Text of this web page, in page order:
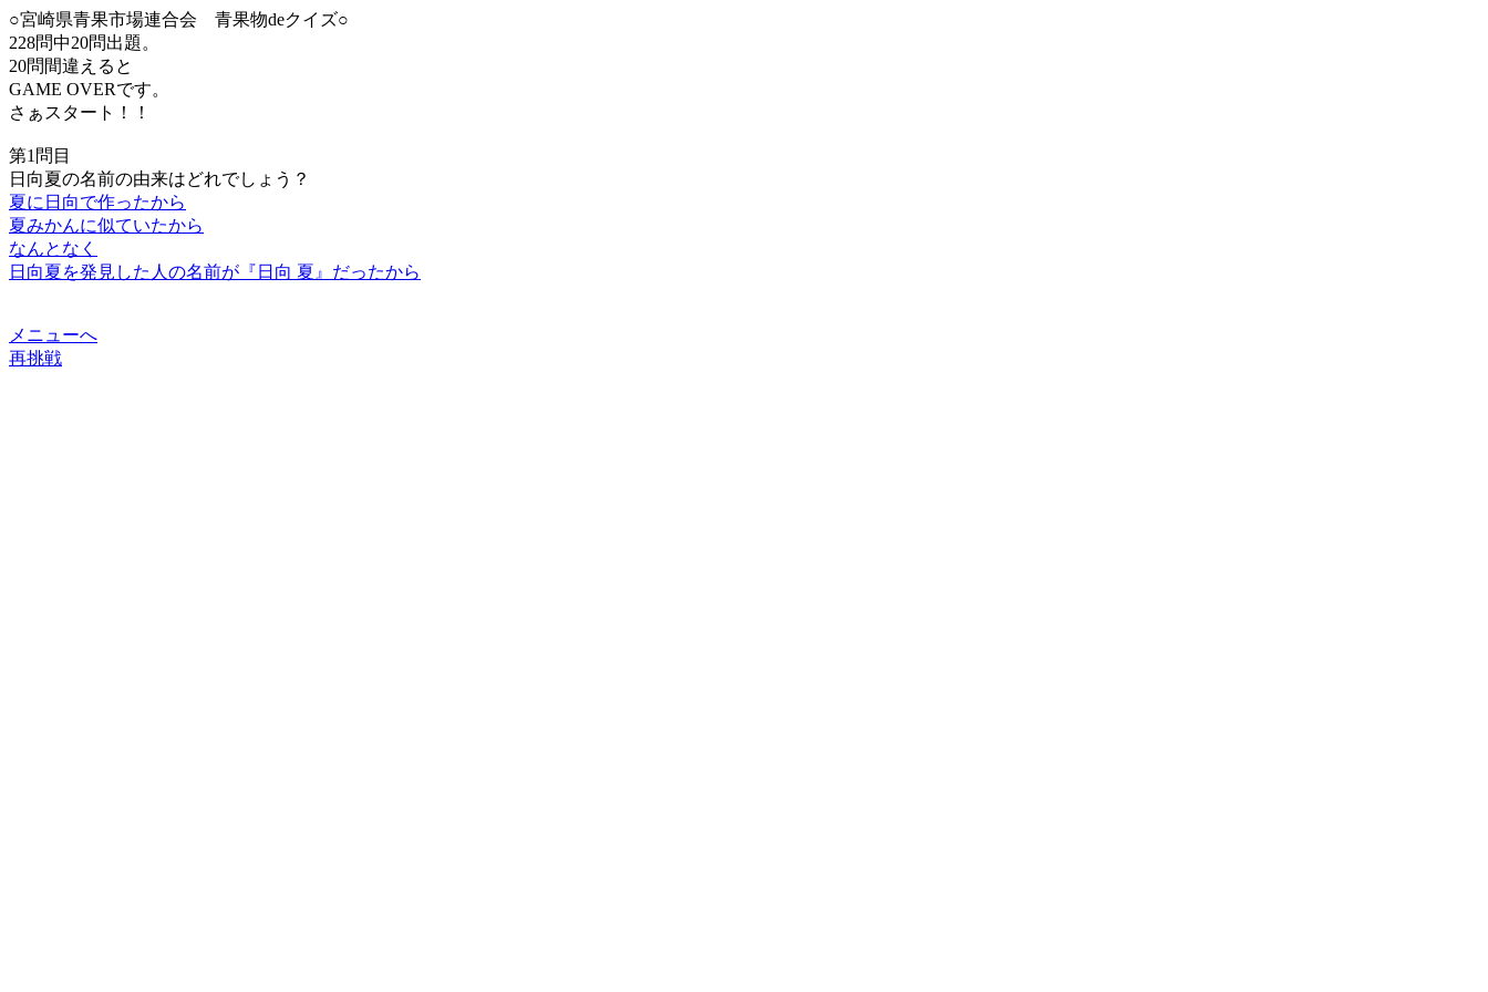
○宮崎県青果市場連合会 青果物deクイズ○
228問中20問出題。
20問間違えると
GAME OVERです。
さぁスタート！！
第1問目
日向夏の名前の由来はどれでしょう？
夏に日向で作ったから
夏みかんに似ていたから
なんとなく
日向夏を発見した人の名前が『日向 夏』だったから
メニューへ
再挑戦